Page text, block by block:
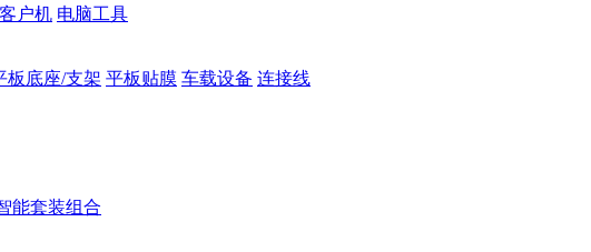
户机 电脑工具
板底座/支架 平板贴膜 车载设备 连接线
能套装组合